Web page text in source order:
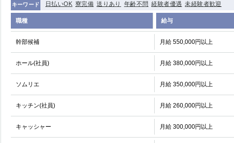
キーワード 日払いOK 寮完備 送りあり 年齢不問 経験者優遇 未経験者歓迎
職種 給与
幹部候補 月給 550,000円以上
ホール(社員) 月給 380,000円以上
ソムリエ 月給 350,000円以上
キッチン(社員) 月給 260,000円以上
キャッシャー 月給 300,000円以上
五井
関内 横浜 川崎
溝の口
新横浜
武蔵小杉
小田原
横浜・桜木町
関内・馬車道・
日ノ出町
武蔵新城
茅ヶ崎 戸塚 たまプラーザ
大船
厚木
桜木町
大宮
川越
加松原＞